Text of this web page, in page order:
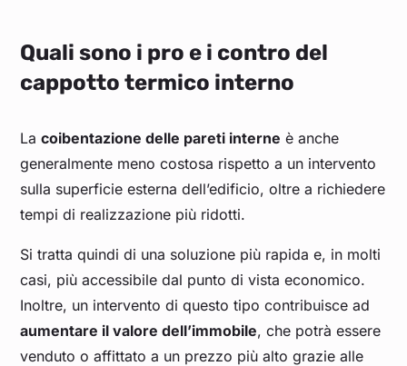
Quali sono i pro e i contro del
cappotto termico interno
Lacoibentazione delle pareti interne è anche
generalmente meno costosa rispetto a un intervento
sulla superficie esterna dell’edificio, oltre a richiedere
tempi di realizzazione più ridotti.
Si tratta quindi di una soluzione più rapida e, in molti
casi, più accessibile dal punto di vista economico.
Inoltre, un intervento di questo tipo contribuisce ad
aumentare il valore dell’immobile, che potrà essere
venduto o affittato a un prezzo più alto grazie alle